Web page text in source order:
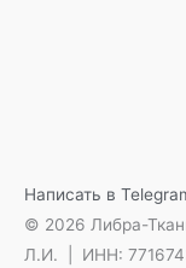
Написать в
© 2026 Либра-
Л.И. | ИНН: